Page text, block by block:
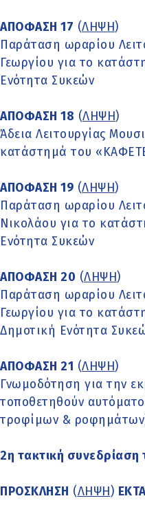
ΑΠΟΦΑΣΗ 17 (ΛΗΨΗ)
Παράταση ωραρίου
Γεωργίου για το
Ενότητα Συκεών
ΑΠΟΦΑΣΗ 18 (ΛΗΨΗ)
Άδεια Λειτουργίας
κατάστημά του
ΑΠΟΦΑΣΗ 19 (ΛΗΨΗ)
Παράταση ωραρίου
Νικολάου για το
Ενότητα Συκεών
ΑΠΟΦΑΣΗ 20 (ΛΗΨΗ)
Παράταση ωραρίου
Γεωργίου για το
Δημοτική Ενότητα
ΑΠΟΦΑΣΗ 21 (ΛΗΨΗ)
Γνωμοδότηση για την
τοποθετηθούν
τροφίμων &
2η τακτική
ΠΡΟΣΚΛΗΣΗ (ΛΗΨΗ)